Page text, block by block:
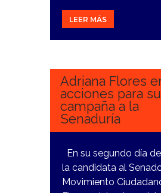
LEER MÁS
4
Adriana Flores
acciones para su
campaña a la
Senaduría
En su segundo día
la candidata al
Movimiento